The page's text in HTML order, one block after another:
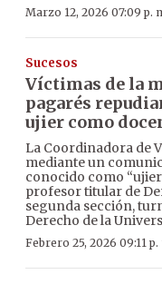
Marzo 12, 2026 07:09 p.
Sucesos
Víctimas de la
pagarés
ujier como
La Coordinadora de
mediante un
conocido como
profesor titular de
segunda sección,
Derecho de la
Febrero 25, 2026 09:11 p.